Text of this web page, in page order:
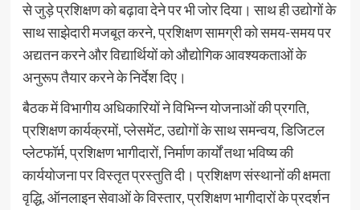
से जुड़े प्रशिक्षण को बढ़ावा देने पर भी जोर दिया। साथ ही उद्योगों के
साथ साझेदारी मजबूत करने, प्रशिक्षण सामग्री को समय-समय पर
अद्यतन करने और विद्यार्थियों को औद्योगिक आवश्यकताओं के
अनुरूप तैयार करने के निर्देश दिए।
बैठक में विभागीय अधिकारियों ने विभिन्न योजनाओं की प्रगति,
प्रशिक्षण कार्यक्रमों, प्लेसमेंट, उद्योगों के साथ समन्वय, डिजिटल
प्लेटफॉर्म, प्रशिक्षण भागीदारों, निर्माण कार्यों तथा भविष्य की
कार्ययोजना पर विस्तृत प्रस्तुति दी। प्रशिक्षण संस्थानों की क्षमता
वृद्धि, ऑनलाइन सेवाओं के विस्तार, प्रशिक्षण भागीदारों के प्रदर्शन